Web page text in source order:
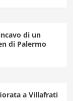
di un
di Palermo
a Villafrati